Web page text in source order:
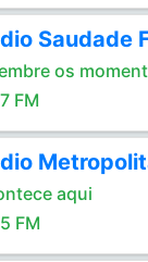
Saudade
os
FM
aqui
FM